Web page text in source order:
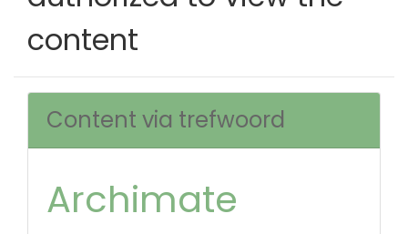
content
Content via trefwoord
Archimate